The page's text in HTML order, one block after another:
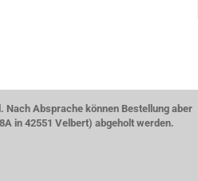
Nach Absprache können Bestellung aber
in 42551 Velbert) abgeholt werden.